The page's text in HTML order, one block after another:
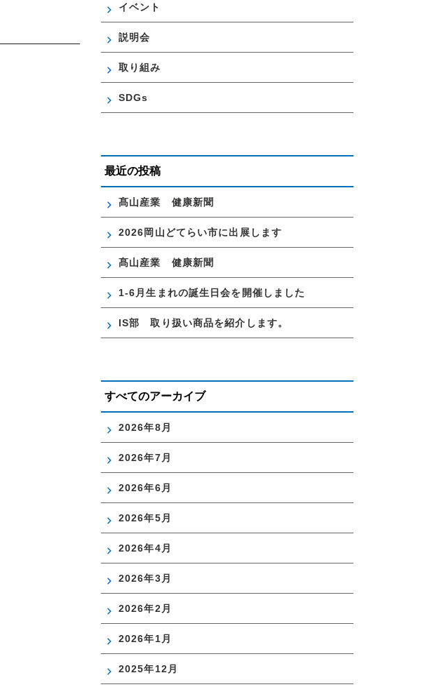
イベント
説明会
取り組み
SDGs
最近の投稿
髙山産業 健康新聞
2026岡山どてらい市に出展します
髙山産業 健康新聞
1-6月生まれの誕生日会を開催しました
IS部 取り扱い商品を紹介します。
すべてのアーカイブ
2026年8月
2026年7月
2026年6月
2026年5月
2026年4月
2026年3月
2026年2月
2026年1月
2025年12月